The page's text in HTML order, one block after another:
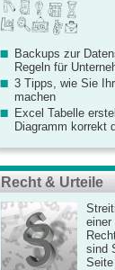
Backups zur
Regeln für
3 Tipps, wie Sie
machen
Excel Tabelle
Diagramm korrekt
Recht & Urteile
einer
sind
Seite